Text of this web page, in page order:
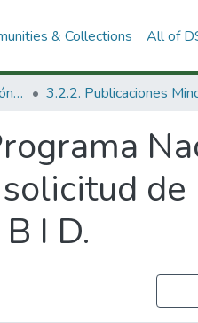
& Collections All of
3. Recursos de Información Científica y Tecnológica
I D.